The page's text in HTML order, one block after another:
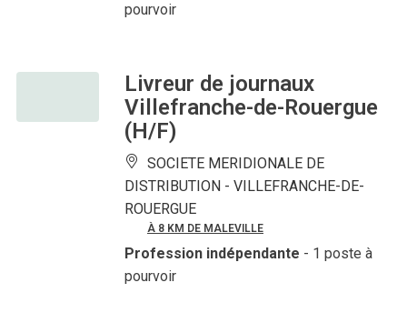
pourvoir
Livreur de journaux
Villefranche-de-Rouergue
(H/F)
SOCIETE MERIDIONALE DE
DISTRIBUTION - VILLEFRANCHE-DE-
ROUERGUE
À 8 KM DE MALEVILLE
Profession indépendante - 1 poste à
pourvoir